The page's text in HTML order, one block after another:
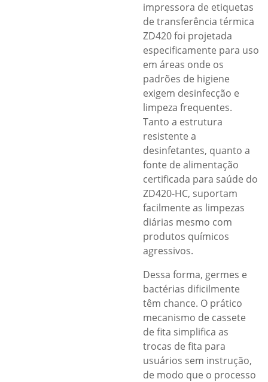
impressora de etiquetas
de transferência térmica
ZD420 foi projetada
especificamente para uso
em áreas onde os
padrões de higiene
exigem desinfecção e
limpeza frequentes.
Tanto a estrutura
resistente a
desinfetantes, quanto a
fonte de alimentação
certificada para saúde do
ZD420-HC, suportam
facilmente as limpezas
diárias mesmo com
produtos químicos
agressivos.
Dessa forma, germes e
bactérias dificilmente
têm chance. O prático
mecanismo de cassete
de fita simplifica as
trocas de fita para
usuários sem instrução,
de modo que o processo